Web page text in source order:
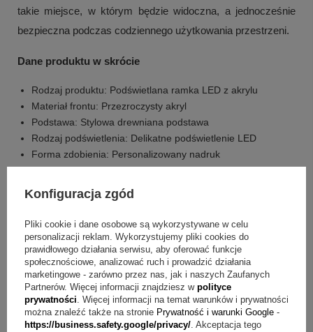
+3
Zobacz więcej
takie miejsce, w którym będzie widoczna, a jednocześnie
bezpieczna podczas codziennego użytkowania przestrzeni.
Dane produktu w skrócie
Rodzaj produktu: Podświetlana ramka LED z akrylu
Materiał frontu: Przezroczysty akryl
Podstawa: Stylowa drewniana podstawa
Rodzaj podświetlenia: Delikatne podświetlenie LED
Forma zdobienia: Personalizowany nadruk
Elementy nadruku: imiona / zdjęcie / dedykacja
Styl wnętrza: nowoczesne przestrzenie / klasyczne
aranżacje
Efekt oświetlenia: subtelnie rozjaśnia przestrzeń
Efekt wizualny: ciepły klimat
Miejsce ekspozycji: półka / biurko / stolik nocny
Polecana okazja: rocznica / walentynki / wyjątkowy dzień
Masz pytania? Sprawdź odpowiedzi
Pytanie:Jakie elementy można umieścić na tej ramce?
Konfiguracja zgód
Pliki cookie i dane osobowe są wykorzystywane w celu
personalizacji reklam. Wykorzystujemy pliki cookies do
prawidłowego działania serwisu, aby oferować funkcje
społecznościowe, analizować ruch i prowadzić działania
marketingowe - zarówno przez nas, jak i naszych Zaufanych
Partnerów. Więcej informacji znajdziesz w polityce
prywatności. Więcej informacji na temat warunków i prywatności
można znaleźć także na stronie Prywatność i warunki Google -
https://business.safety.google/privacy/. Akceptacja tego